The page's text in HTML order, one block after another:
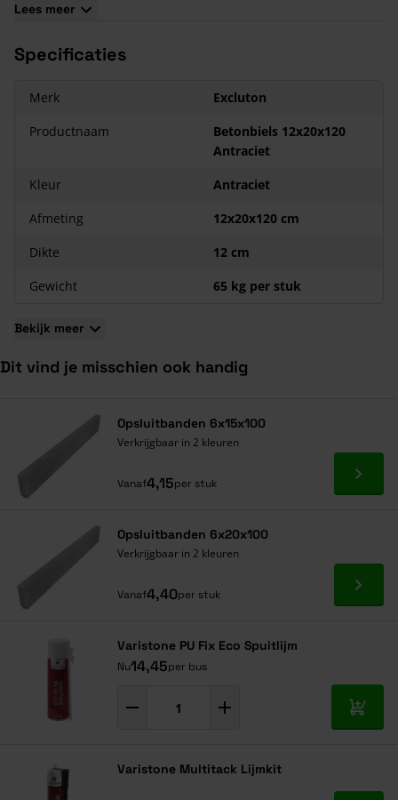
kleurnuances wat naar elkaar toe trekken.
blog meer overkalkuitbloei
een zekere maattolerantie. Dit betekent dat een gekochte
steen enkele millimeters dikker, dunner, groter of kleiner kan
Lees meer
Specificaties
Merk
Excluton
Productnaam
Betonbiels 12x20x120
Antraciet
Kleur
Antraciet
Afmeting
12x20x120 cm
Dikte
12 cm
Gewicht
65 kg per stuk
Bekijk meer
Dit vind je misschien ook handig
Opsluitbanden 6x15x100
Verkrijgbaar in 2 kleuren
Vanaf4,15per stuk Ga
Opsluitbanden 6x20x100
Verkrijgbaar in 2 kleuren
Vanaf4,40per stuk Ga
Varistone PU Fix Eco Spuitlijm
Nu14,45per bus
In
Varistone Multitack Lijmkit